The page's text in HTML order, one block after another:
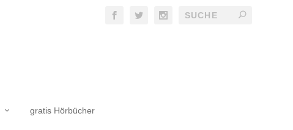
gratis Hörbücher